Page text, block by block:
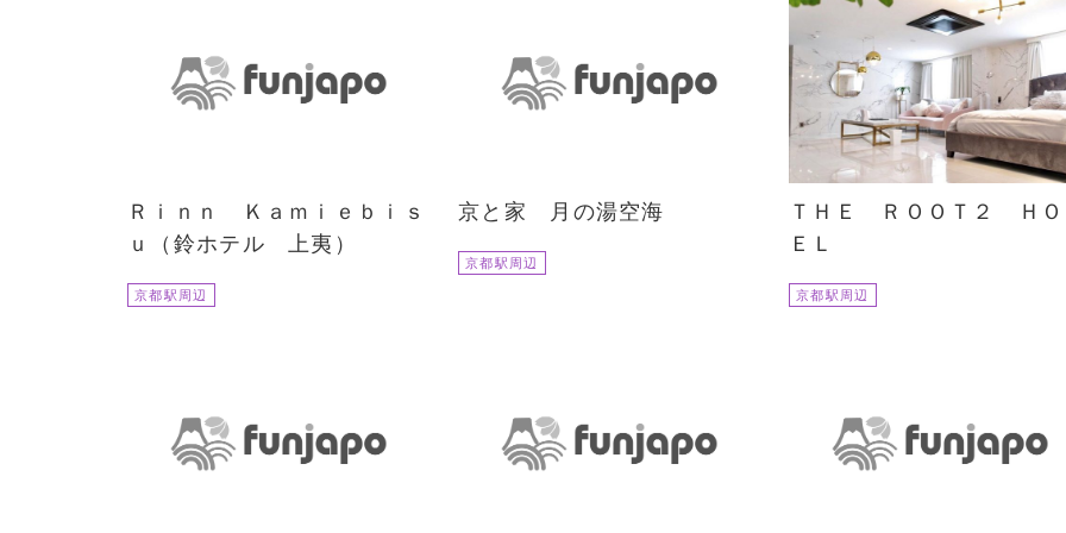
Ｒｉｎｎ Ｋａｍｉｅｂｉｓ
ｕ（鈴ホテル 上夷）
京都駅周辺
京と家 月の湯空海
京都駅周辺
ＴＨＥ ＲＯＯＴ２ Ｈ
ＥＬ
京都駅周辺